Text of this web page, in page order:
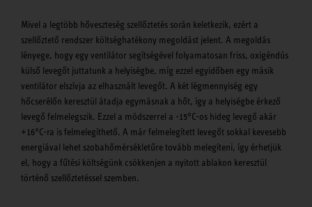
Mivel a legtöbb hőveszteség szellőztetés során keletkezik, ezért a
szellőztető rendszer költséghatékony megoldást jelent. A megoldás
lényege, hogy egy ventilátor segítségével folyamatosan friss, oxigéndús
külső levegőt juttatunk a helyiségbe, míg ezzel egyidőben egy másik
ventilátor elszívja az elhasznált levegőt. A két légmennyiség egy
hőcserélőn keresztül átadja egymásnak a hőt, így a helyiségbe érkező
levegő felmelegszik. Ezzel a módszerrel a -15°C-os hideg levegő akár
+16°C-ra is felmelegíthető. A már felmelegített levegőt sokkal kevesebb
energiával lehet szobahőmérsékletűre tovább melegíteni, így érhetjük
el, hogy a fűtési költségünk csökkenjen a nyitott ablakon keresztül
történő szellőztetéssel szemben.